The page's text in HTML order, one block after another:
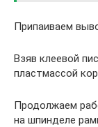
Припаиваем
Взяв клеевой
пластмассой
Продолжаем
на шпинделе